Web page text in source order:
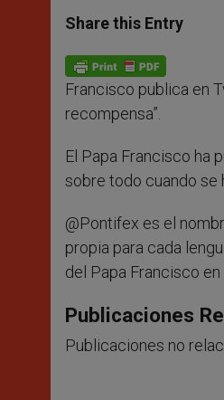
t
s
p
p
s
e
g
e
r
e
b
o
k
Share this Entry
Francisco publica en
recompensa”.
El Papa Francisco ha
sobre todo cuando se
@Pontifex es el
propia para cada
del Papa Francisco en
Publicaciones
Publicaciones no